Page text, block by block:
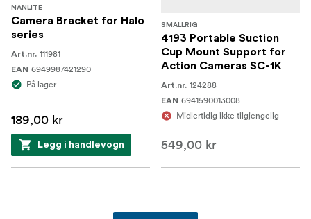
NANLITE
Camera Bracket for Halo
series
Art.nr. 111981
EAN 6949987421290
På lager
189,00 kr
Legg i handlevogn
SMALLRIG
4193 Portable Suction
Cup Mount Support for
Action Cameras SC-1K
Art.nr. 124288
EAN 6941590013008
Midlertidig ikke tilgjengelig
549,00 kr